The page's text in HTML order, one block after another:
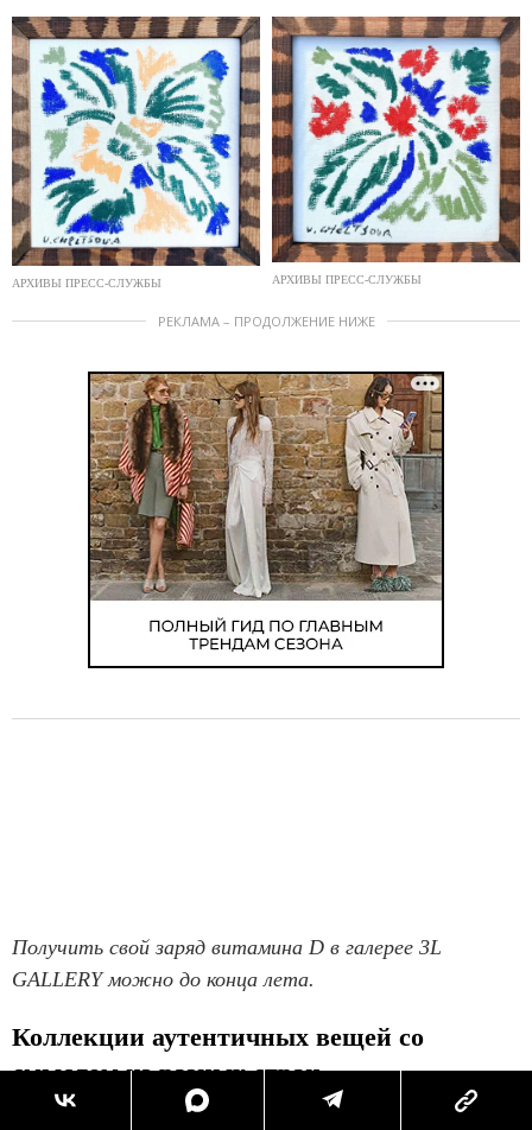
АРХИВЫ ПРЕСС-СЛУЖБЫ АРХИВЫ ПРЕСС-СЛУЖБЫ
РЕКЛАМА – ПРОДОЛЖЕНИЕ НИЖЕ
Получить свой заряд витамина D в галерее 3L
GALLERY можно до конца лета.
Коллекции аутентичных вещей со
смыслом из разных стран